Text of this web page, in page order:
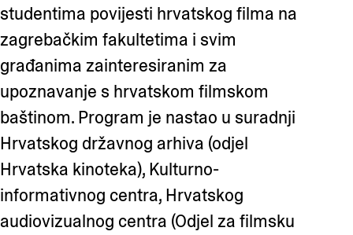
studentima povijesti hrvatskog filma na
zagrebačkim fakultetima i svim
građanima zainteresiranim za
upoznavanje s hrvatskom filmskom
baštinom. Program je nastao u suradnji
Hrvatskog državnog arhiva (odjel
Hrvatska kinoteka), Kulturno-
informativnog centra, Hrvatskog
audiovizualnog centra (Odjel za filmsku